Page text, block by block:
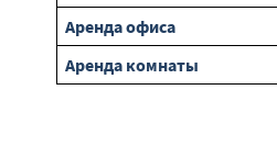
Аренда офиса
Аренда комнаты